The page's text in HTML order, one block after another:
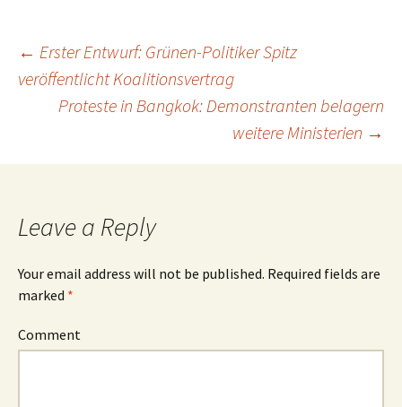
Post
navigation
← Erster Entwurf: Grünen-Politiker Spitz
veröffentlicht Koalitionsvertrag
Proteste in Bangkok: Demonstranten belagern
weitere Ministerien →
Leave a Reply
Your email address will not be published. Required fields are
marked *
Comment